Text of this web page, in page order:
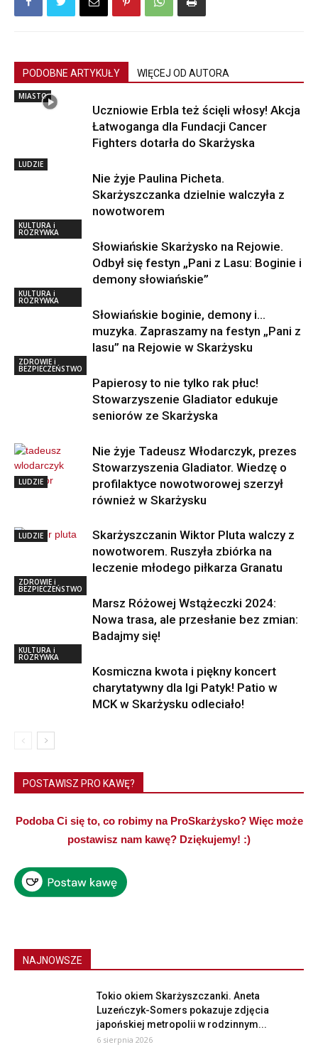
PODOBNE ARTYKUŁY WIĘCEJ OD AUTORA
MIASTO
Uczniowie Erbla też ścięli włosy! Akcja
Łatwoganga dla Fundacji Cancer
Fighters dotarła do Skarżyska
LUDZIE
Nie żyje Paulina Picheta.
Skarżyszczanka dzielnie walczyła z
nowotworem
KULTURA i
ROZRYWKA
Słowiańskie Skarżysko na Rejowie.
Odbył się festyn „Pani z Lasu: Boginie i
demony słowiańskie”
KULTURA i
ROZRYWKA
Słowiańskie boginie, demony i…
muzyka. Zapraszamy na festyn „Pani z
lasu” na Rejowie w Skarżysku
ZDROWIE i
BEZPIECZEŃSTWO
Papierosy to nie tylko rak płuc!
Stowarzyszenie Gladiator edukuje
seniorów ze Skarżyska
LUDZIE
Nie żyje Tadeusz Włodarczyk, prezes
Stowarzyszenia Gladiator. Wiedzę o
profilaktyce nowotworowej szerzył
również w Skarżysku
LUDZIE
Skarżyszczanin Wiktor Pluta walczy z
nowotworem. Ruszyła zbiórka na
leczenie młodego piłkarza Granatu
ZDROWIE i
BEZPIECZEŃSTWO
Marsz Różowej Wstążeczki 2024:
Nowa trasa, ale przesłanie bez zmian:
Badajmy się!
KULTURA i
ROZRYWKA
Kosmiczna kwota i piękny koncert
charytatywny dla Igi Patyk! Patio w
MCK w Skarżysku odleciało!
POSTAWISZ PRO KAWĘ?
Podoba Ci się to, co robimy na ProSkarżysko? Więc może
postawisz nam kawę? Dziękujemy! :)
NAJNOWSZE
Tokio okiem Skarżyszczanki. Aneta
Luzeńczyk-Somers pokazuje zdjęcia
japońskiej metropolii w rodzinnym...
6 sierpnia 2026